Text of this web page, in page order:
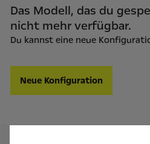
Das Modell, das du
nicht mehr verfügbar.
Du kannst eine neue
Neue Konfiguration
Kernfunktionalitäten wie Sicherheit,